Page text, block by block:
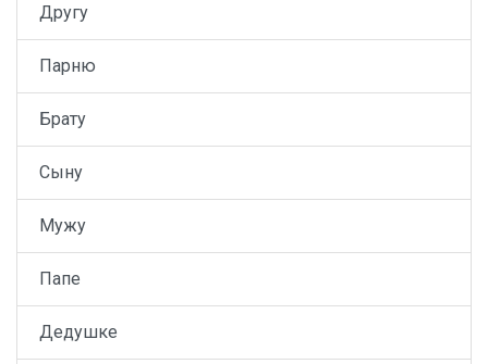
Другу
Парню
Брату
Сыну
Мужу
Папе
Дедушке